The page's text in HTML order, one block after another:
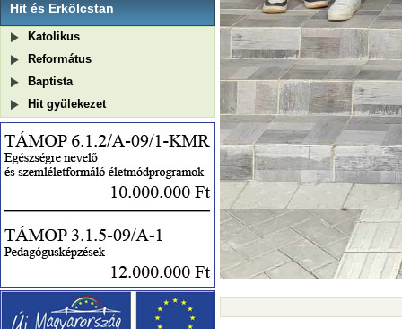
Hit és Erkölcstan
Katolikus
Református
Baptista
Hit gyülekezet